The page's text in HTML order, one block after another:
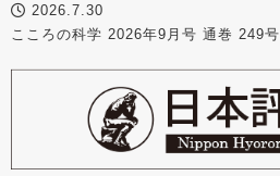
2026.7.30
こころの科学 2026年9月号 通巻 249号